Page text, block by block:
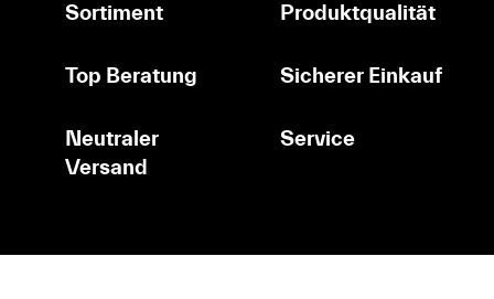
Sortiment
Produktqualität
Top Beratung Sicherer Einkauf
Neutraler
Versand
Service